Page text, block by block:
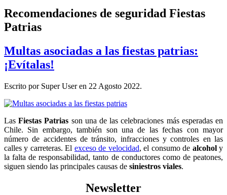
Recomendaciones de seguridad Fiestas
Patrias
Multas asociadas a las fiestas patrias:
¡Evítalas!
Escrito por Super User en 22 Agosto 2022.
Las Fiestas Patrias son una de las celebraciones más esperadas en
Chile. Sin embargo, también son una de las fechas con mayor
número de accidentes de tránsito, infracciones y controles en las
calles y carreteras. El exceso de velocidad, el consumo de alcoholy
la falta de responsabilidad, tanto de conductores como de peatones,
siguen siendo las principales causas de siniestros viales.
Newsletter